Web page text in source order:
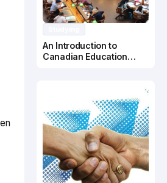
An Introduction to
Canadian Education